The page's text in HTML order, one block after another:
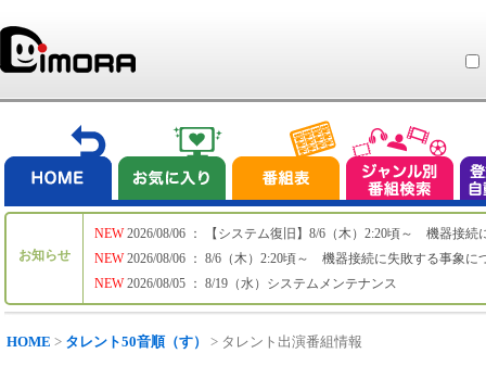
お知らせ
NEW
NEW
NEW
2026/08/06 ： 【システム復旧】8/6（木）2:20頃～ 機器接続
2026/08/06 ： 8/6（木）2:20頃～ 機器接続に失敗する事象に
2026/08/05 ： 8/19（水）システムメンテナンス
HOME > タレント50音順（す） > タレント出演番組情報